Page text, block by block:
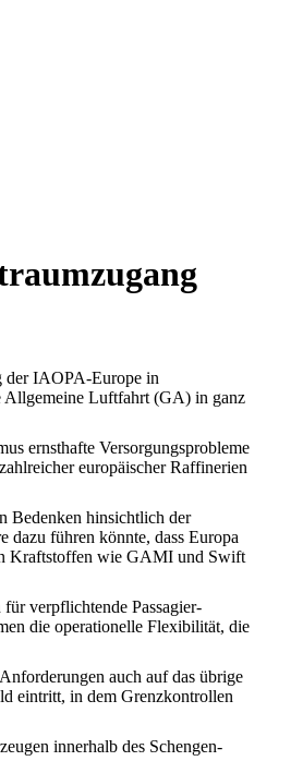
der IAOPA-Europe in
Allgemeine Luftfahrt (GA) in ganz
ernsthafte Versorgungsprobleme
europäischer Raffinerien
Bedenken hinsichtlich der
dazu führen könnte, dass Europa
Kraftstoffen wie GAMI und Swift
verpflichtende Passagier-
die operationelle Flexibilität, die
auch auf das übrige
eintritt, in dem Grenzkontrollen
innerhalb des Schengen-